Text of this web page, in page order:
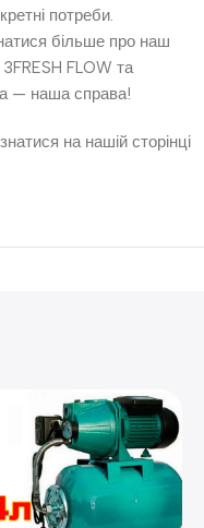
потреби.
більше про наш
3FRESH FLOW та
— наша справа!
на нашій сторінці